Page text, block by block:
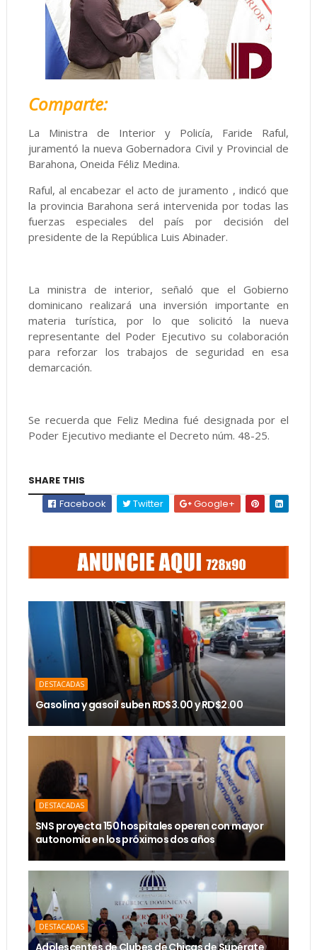
Comparte:
La Ministra de Interior y Policía, Faride Raful,
juramentó la nueva Gobernadora Civil y Provincial de
Barahona, Oneida Féliz Medina.
Raful, al encabezar el acto de juramento , indicó que
la provincia Barahona será intervenida por todas las
fuerzas especiales del país por decisión del
presidente de la República Luis Abinader.
La ministra de interior, señaló que el Gobierno
dominicano realizará una inversión importante en
materia turística, por lo que solicitó la nueva
representante del Poder Ejecutivo su colaboración
para reforzar los trabajos de seguridad en esa
demarcación.
Se recuerda que Feliz Medina fué designada por el
Poder Ejecutivo mediante el Decreto núm. 48-25.
SHARE THIS
Facebook
Twitter Google+
DESTACADAS
Gasolina y gasoil suben RD$3.00 y RD$2.00
DESTACADAS
SNS proyecta 150 hospitales operen con mayor
autonomía en los próximos dos años
DESTACADAS
Adolescentes de Clubes de Chicas de Supérate